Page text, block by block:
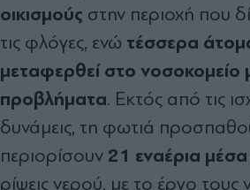
οικισμούς στην περιοχή που
τις φλόγες, ενώ τέσσερα
μεταφερθεί στο νοσοκομείο
προβλήματα. Εκτός από τις
δυνάμεις, τη φωτιά
περιορίσουν 21 εναέρια μέσα
ρίψεις νερού, με το έργο τους